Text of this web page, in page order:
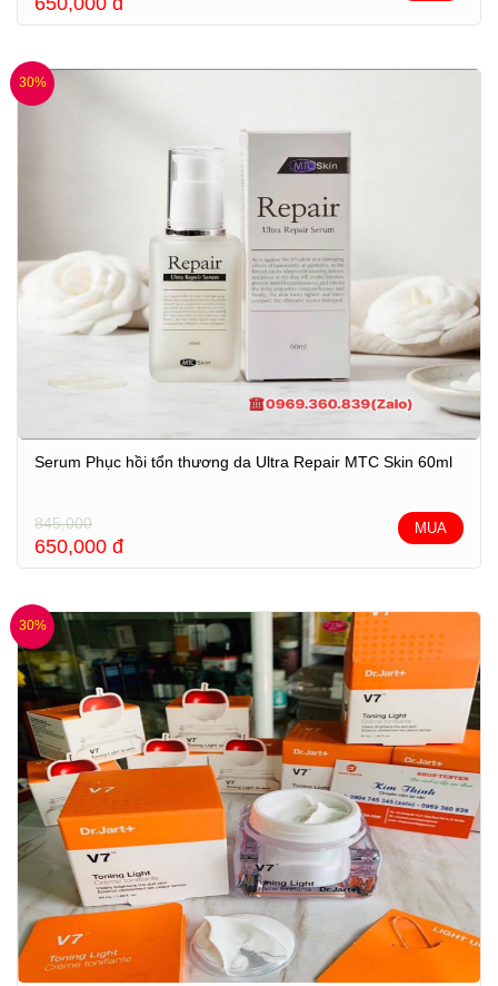
30%
Serum Phục hồi tổn thương da Ultra Repair MTC Skin 60ml
845,000
650,000 đ
MUA
30%